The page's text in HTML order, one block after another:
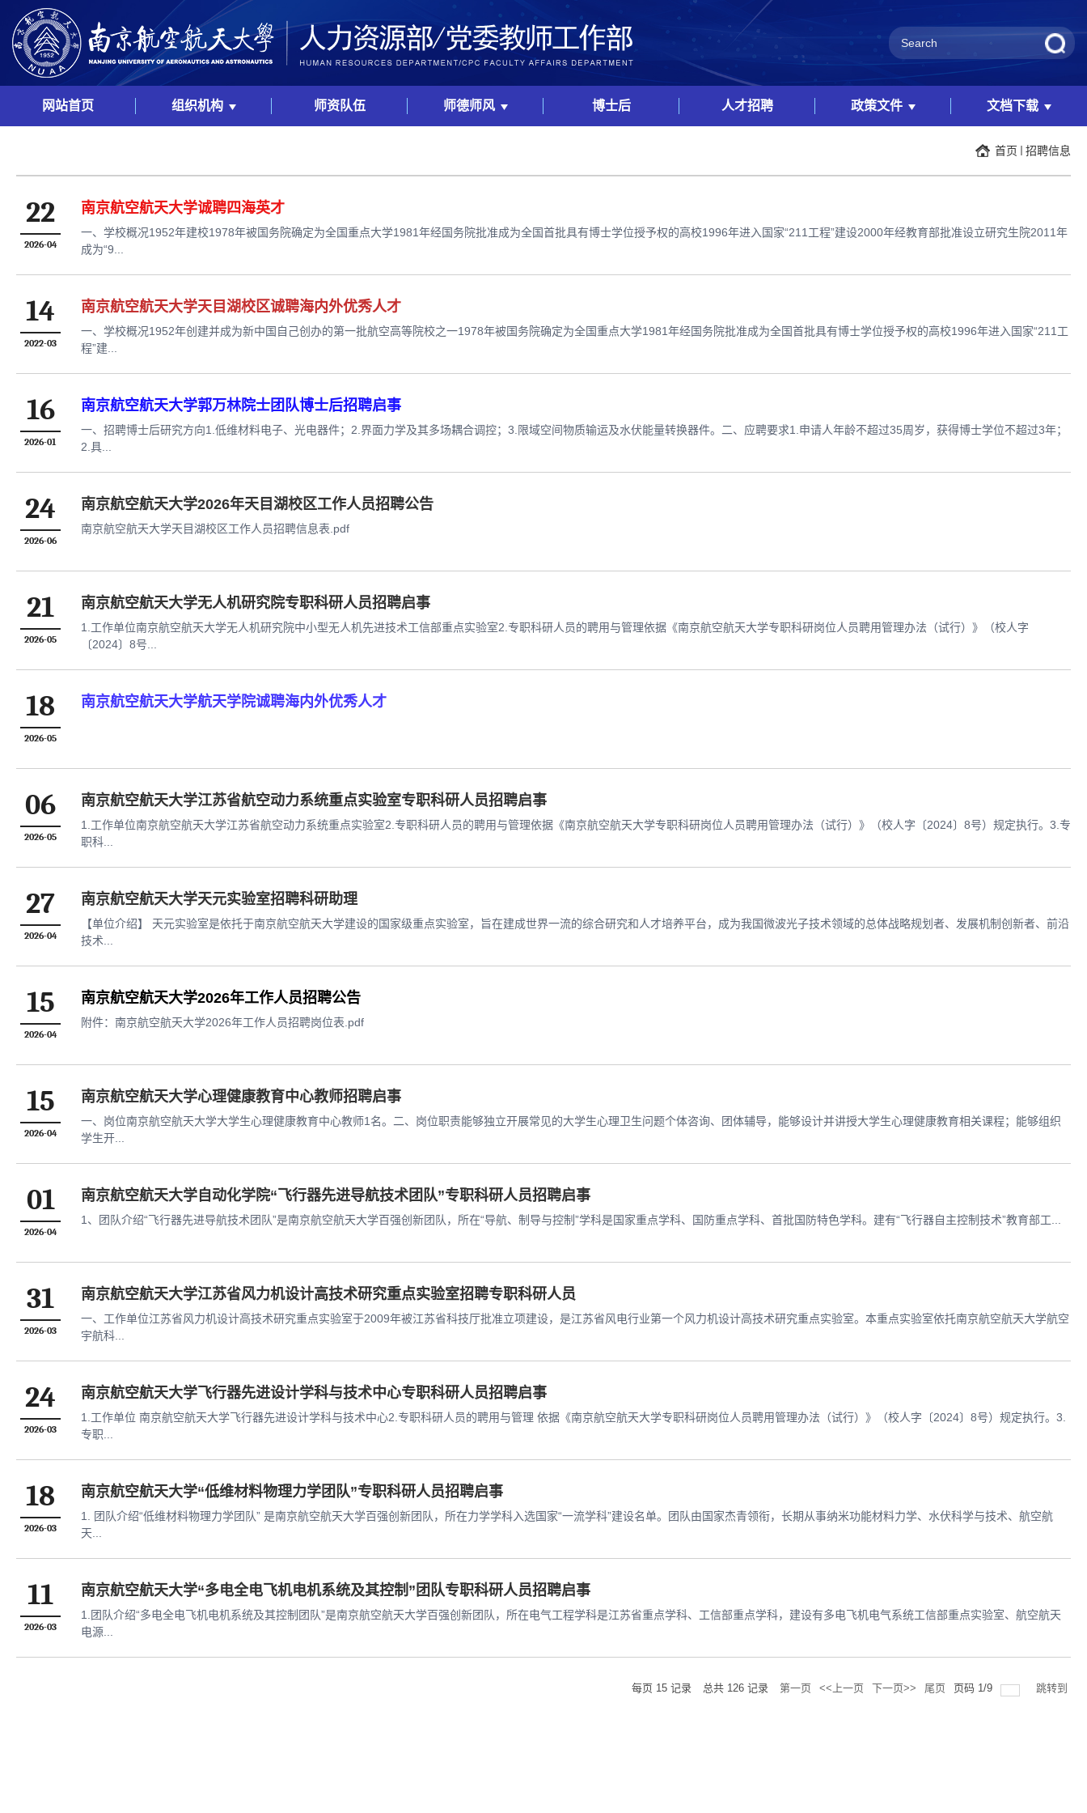
网站首页 组织机构 师资队伍 师德师风 博士后 人才招聘 政策文件 文档下载
首页 招聘信息
22
2026-04
南京航空航天大学诚聘四海英才
一、学校概况1952年建校1978年被国务院确定为全国重点大学1981年经国务院批准成为全国首批具有博士学位授予权的高校1996年进入国家“211工程”建设2000年经教育部批准设立研究生院2011年
成为“9...
14
2022-03
南京航空航天大学天目湖校区诚聘海内外优秀人才
一、学校概况1952年创建并成为新中国自己创办的第一批航空高等院校之一1978年被国务院确定为全国重点大学1981年经国务院批准成为全国首批具有博士学位授予权的高校1996年进入国家“211工
程”建...
16
2026-01
南京航空航天大学郭万林院士团队博士后招聘启事
一、招聘博士后研究方向1.低维材料电子、光电器件；2.界面力学及其多场耦合调控；3.限域空间物质输运及水伏能量转换器件。二、应聘要求1.申请人年龄不超过35周岁，获得博士学位不超过3年；
2.具...
24
2026-06
南京航空航天大学2026年天目湖校区工作人员招聘公告
南京航空航天大学天目湖校区工作人员招聘信息表.pdf
21
2026-05
南京航空航天大学无人机研究院专职科研人员招聘启事
1.工作单位南京航空航天大学无人机研究院中小型无人机先进技术工信部重点实验室2.专职科研人员的聘用与管理依据《南京航空航天大学专职科研岗位人员聘用管理办法（试行）》（校人字
〔2024〕8号...
18
2026-05
南京航空航天大学航天学院诚聘海内外优秀人才
06
2026-05
南京航空航天大学江苏省航空动力系统重点实验室专职科研人员招聘启事
1.工作单位南京航空航天大学江苏省航空动力系统重点实验室2.专职科研人员的聘用与管理依据《南京航空航天大学专职科研岗位人员聘用管理办法（试行）》（校人字〔2024〕8号）规定执行。3.专
职科...
27
2026-04
南京航空航天大学天元实验室招聘科研助理
【单位介绍】 天元实验室是依托于南京航空航天大学建设的国家级重点实验室，旨在建成世界一流的综合研究和人才培养平台，成为我国微波光子技术领域的总体战略规划者、发展机制创新者、前沿
技术...
15
2026-04
南京航空航天大学2026年工作人员招聘公告
附件：南京航空航天大学2026年工作人员招聘岗位表.pdf
15
2026-04
南京航空航天大学心理健康教育中心教师招聘启事
一、岗位南京航空航天大学大学生心理健康教育中心教师1名。二、岗位职责能够独立开展常见的大学生心理卫生问题个体咨询、团体辅导，能够设计并讲授大学生心理健康教育相关课程；能够组织
学生开...
01
2026-04
南京航空航天大学自动化学院“飞行器先进导航技术团队”专职科研人员招聘启事
1、团队介绍“飞行器先进导航技术团队”是南京航空航天大学百强创新团队，所在“导航、制导与控制”学科是国家重点学科、国防重点学科、首批国防特色学科。建有“飞行器自主控制技术”教育部工...
31
2026-03
南京航空航天大学江苏省风力机设计高技术研究重点实验室招聘专职科研人员
一、工作单位江苏省风力机设计高技术研究重点实验室于2009年被江苏省科技厅批准立项建设，是江苏省风电行业第一个风力机设计高技术研究重点实验室。本重点实验室依托南京航空航天大学航空
宇航科...
24
2026-03
南京航空航天大学飞行器先进设计学科与技术中心专职科研人员招聘启事
1.工作单位 南京航空航天大学飞行器先进设计学科与技术中心2.专职科研人员的聘用与管理 依据《南京航空航天大学专职科研岗位人员聘用管理办法（试行）》（校人字〔2024〕8号）规定执行。3.
专职...
18
2026-03
南京航空航天大学“低维材料物理力学团队”专职科研人员招聘启事
1. 团队介绍“低维材料物理力学团队” 是南京航空航天大学百强创新团队，所在力学学科入选国家“一流学科”建设名单。团队由国家杰青领衔，长期从事纳米功能材料力学、水伏科学与技术、航空航
天...
11
2026-03
南京航空航天大学“多电全电飞机电机系统及其控制”团队专职科研人员招聘启事
1.团队介绍“多电全电飞机电机系统及其控制团队”是南京航空航天大学百强创新团队，所在电气工程学科是江苏省重点学科、工信部重点学科，建设有多电飞机电气系统工信部重点实验室、航空航天
电源...
每页 15 记录 总共 126 记录 第一页 <<上一页 下一页>> 尾页 页码 1/9 跳转到